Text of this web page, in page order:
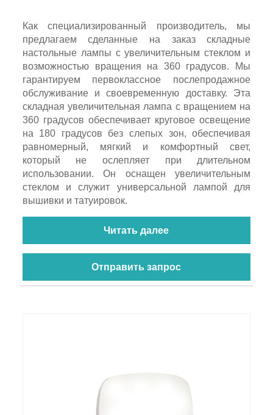
Как специализированный производитель, мы
предлагаем сделанные на заказ складные
настольные лампы с увеличительным стеклом и
возможностью вращения на 360 градусов. Мы
гарантируем первоклассное послепродажное
обслуживание и своевременную доставку. Эта
складная увеличительная лампа с вращением на
360 градусов обеспечивает круговое освещение
на 180 градусов без слепых зон, обеспечивая
равномерный, мягкий и комфортный свет,
который не ослепляет при длительном
использовании. Он оснащен увеличительным
стеклом и служит универсальной лампой для
вышивки и татуировок.
Читать далее
Отправить запрос